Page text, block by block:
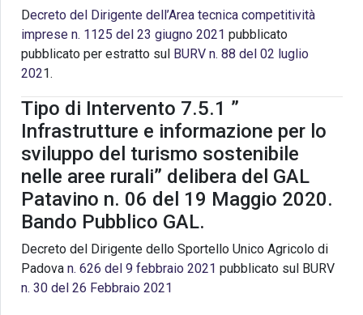
Decreto del Dirigente dell’Area tecnica competitività
imprese n. 1125 del 23 giugno 2021 pubblicato
pubblicato per estratto sul BURV n. 88 del 02 luglio
2021.
Tipo di Intervento 7.5.1 ”
Infrastrutture e informazione per lo
sviluppo del turismo sostenibile
nelle aree rurali” delibera del GAL
Patavino n. 06 del 19 Maggio 2020.
Bando Pubblico GAL.
Decreto del Dirigente dello Sportello Unico Agricolo di
Padova n. 626 del 9 febbraio 2021 pubblicato sul BURV
n. 30 del 26 Febbraio 2021